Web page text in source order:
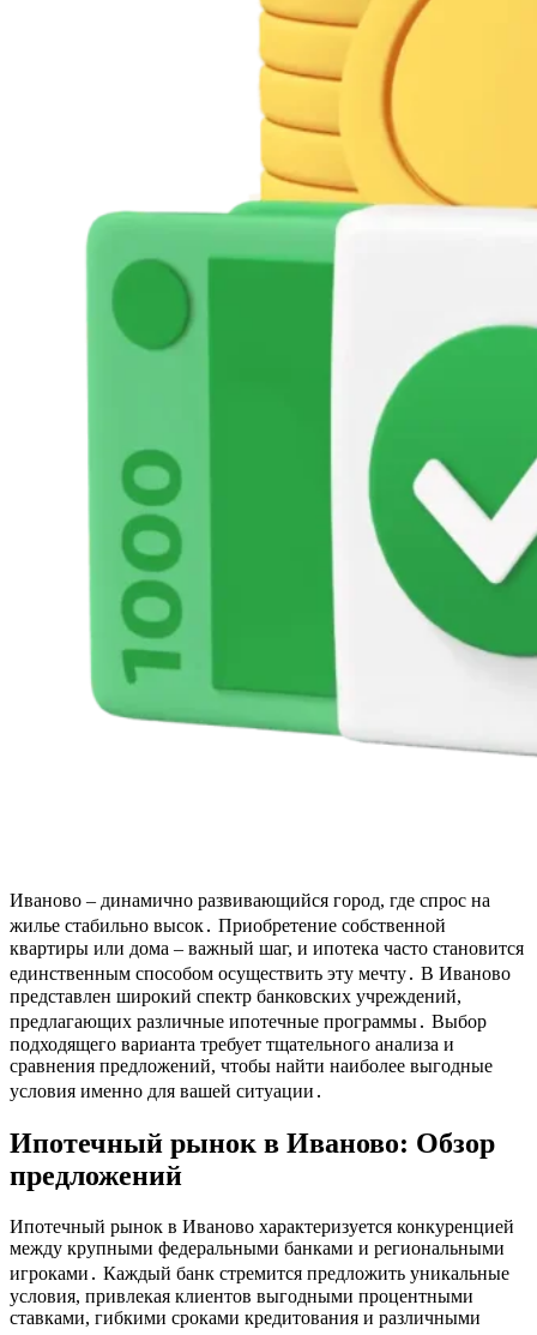
Иваново – динамично развивающийся город, где спрос на
жилье стабильно высок․ Приобретение собственной
квартиры или дома – важный шаг, и ипотека часто становится
единственным способом осуществить эту мечту․ В Иваново
представлен широкий спектр банковских учреждений,
предлагающих различные ипотечные программы․ Выбор
подходящего варианта требует тщательного анализа и
сравнения предложений, чтобы найти наиболее выгодные
условия именно для вашей ситуации․
Ипотечный рынок в Иваново: Обзор
предложений
Ипотечный рынок в Иваново характеризуется конкуренцией
между крупными федеральными банками и региональными
игроками․ Каждый банк стремится предложить уникальные
условия, привлекая клиентов выгодными процентными
ставками, гибкими сроками кредитования и различными